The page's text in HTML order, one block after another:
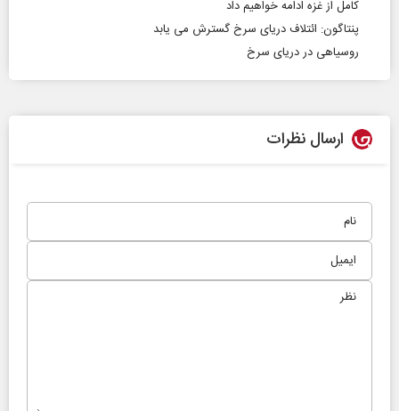
کامل از غزه ادامه خواهیم داد
پنتاگون: ائتلاف دریای سرخ گسترش می یابد
روسیاهی در دریای سرخ
ارسال نظرات